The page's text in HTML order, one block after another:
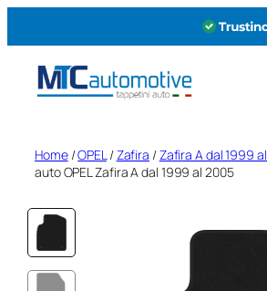
Home/OPEL/Zafira /Zafira A dal 1999
auto OPEL Zafira A dal 1999 al 2005